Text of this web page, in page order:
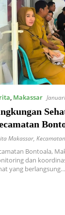
, Makassar
Makassar,
Bontoala,
dan
yang berlangsung…